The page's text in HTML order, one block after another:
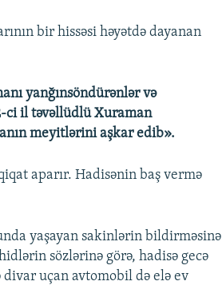
bir hissəsi həyətdə dayanan
yanğınsöndürənlər və
ci il təvəllüdlü Xuraman
meyitlərini aşkar edib».
aparır. Hadisənin baş vermə
yaşayan sakinlərin bildirməsinə
sözlərinə görə, hadisə gecə
uçan avtomobil də elə ev